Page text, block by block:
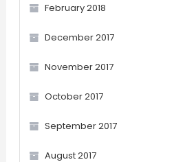
February 2018
December 2017
November 2017
October 2017
September 2017
August 2017